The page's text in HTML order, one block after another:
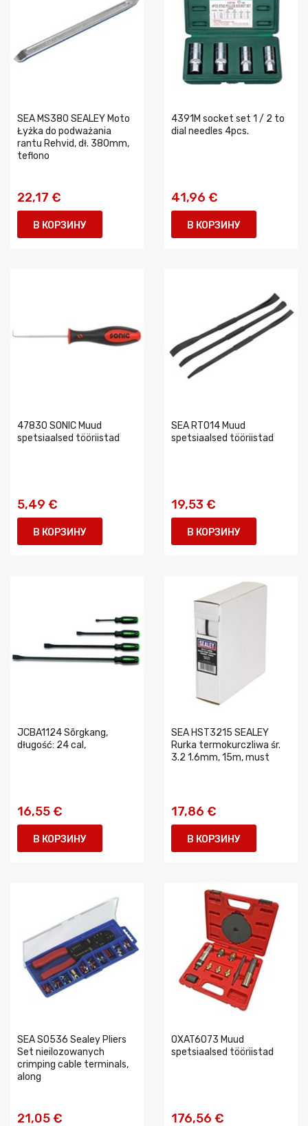
SEA MS380 SEALEY Moto
Łyżka do podważania
rantu Rehvid, dł. 380mm,
teflono
22,17 €
В КОРЗИНУ
4391M socket set 1 / 2 to
dial needles 4pcs.
41,96 €
В КОРЗИНУ
47830 SONIC Muud
spetsiaalsed tööriistad
5,49 €
В КОРЗИНУ
SEA RT014 Muud
spetsiaalsed tööriistad
19,53 €
В КОРЗИНУ
JCBA1124 Sõrgkang,
długość: 24 cal,
16,55 €
В КОРЗИНУ
SEA HST3215 SEALEY
Rurka termokurczliwa śr.
3.2 1.6mm, 15m, must
17,86 €
В КОРЗИНУ
SEA S0536 Sealey Pliers
Set nieilozowanych
crimping cable terminals,
along
21,05 €
0XAT6073 Muud
spetsiaalsed tööriistad
176,56 €